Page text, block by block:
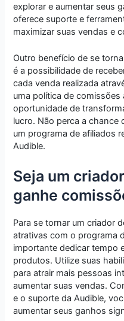
explorar e aumentar seus
oferece suporte e
maximizar suas vendas e
Outro benefício de se
é a possibilidade de
cada venda realizada
uma política de comissões
oportunidade de
lucro. Não perca a chance
um programa de afiliados
Audible.
Seja um
ganhe
Para se tornar um criador
atrativas com o programa
importante dedicar tempo
produtos. Utilize suas
para atrair mais pessoas
aumentar suas vendas.
e o suporte da Audible,
aumentar seus ganhos